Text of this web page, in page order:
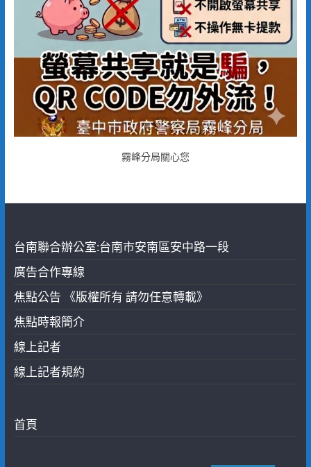
霧峰分局關心您
台南聯合辦公室:台南市安南區安中路一段
廣告合作專線
焦點公告 《版權所有 請勿任意轉載》
焦點時報簡介
線上記者
線上記者規約
首頁